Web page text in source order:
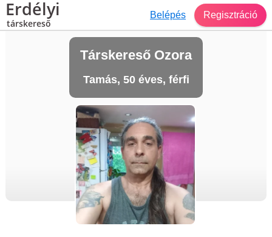
Erdélyi
társkereső
Belépés Regisztráció
Társkereső Ozora
Tamás, 50 éves, férfi